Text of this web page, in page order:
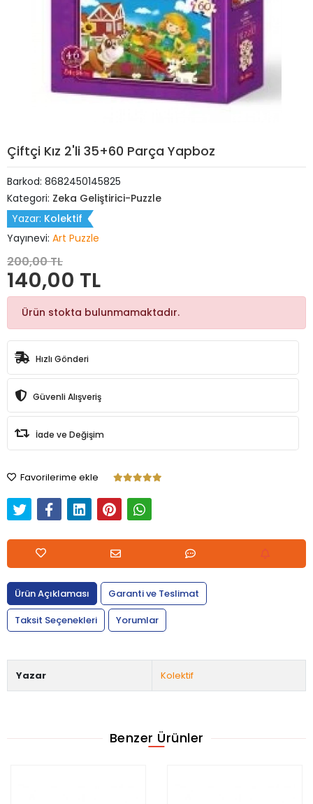
Çiftçi Kız 2'li 35+60 Parça Yapboz
Barkod: 8682450145825
Kategori: Zeka Geliştirici-Puzzle
Yazar: Kolektif
Yayınevi: Art Puzzle
200,00 TL
140,00 TL
Ürün stokta bulunmamaktadır.
Hızlı Gönderi
Güvenli Alışveriş
İade ve Değişim
Favorilerime ekle
Ürün Açıklaması
Garanti ve Teslimat
Taksit Seçenekleri
Yorumlar
Yazar Kolektif
Benzer Ürünler